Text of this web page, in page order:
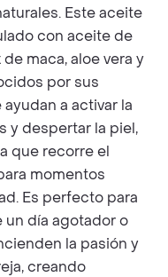
Este aceite
con aceite de
maca, aloe vera y
por sus
a activar la
y despertar la piel,
que recorre el
momentos
Es perfecto para
un día agotador o
la pasión y
creando